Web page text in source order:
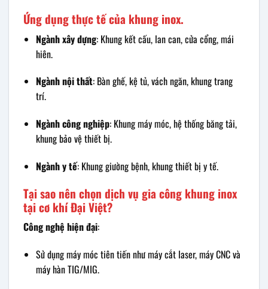
Ứng dụng thực tế của khung inox.
Ngành xây dựng: Khung kết cấu, lan can, cửa cổng, mái
hiên.
Ngành nội thất: Bàn ghế, kệ tủ, vách ngăn, khung trang
trí.
Ngành công nghiệp: Khung máy móc, hệ thống băng tải,
khung bảo vệ thiết bị.
Ngành y tế: Khung giường bệnh, khung thiết bị y tế.
Tại sao nên chọn dịch vụ gia công khung inox
tại cơ khí Đại Việt?
Công nghệ hiện đại:
Sử dụng máy móc tiên tiến như máy cắt laser, máy CNC và
máy hàn TIG/MIG.